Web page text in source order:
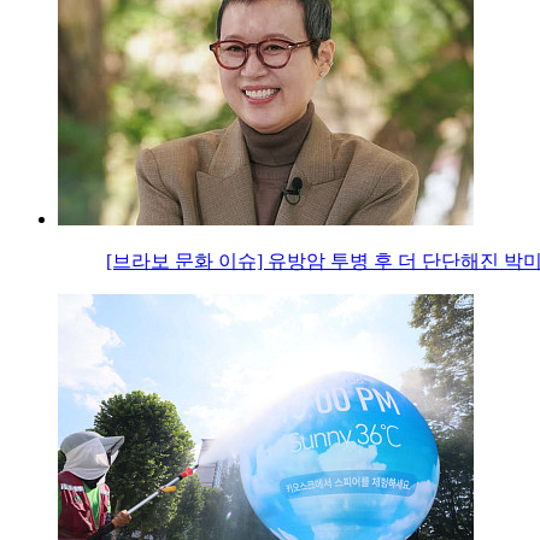
[브라보 문화 이슈] 유방암 투병 후 더 단단해진 박